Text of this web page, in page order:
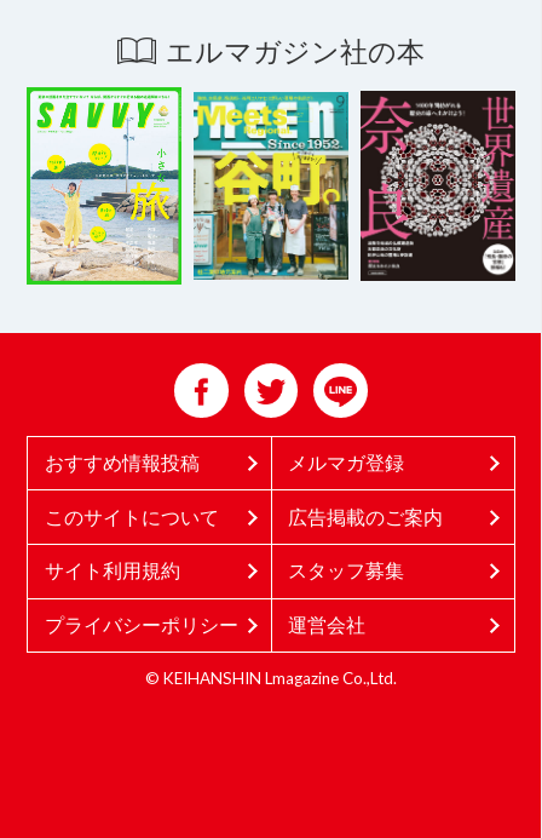
エルマガジン社の本
おすすめ情報投稿 メルマガ登録
このサイトについて 広告掲載のご案内
サイト利用規約 スタッフ募集
プライバシーポリシー 運営会社
© KEIHANSHIN Lmagazine Co.,Ltd.